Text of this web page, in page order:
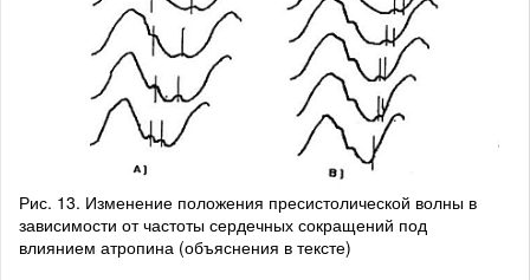
Рис. 13. Изменение положения пресистолической волны в
зависимости от частоты сердечных сокращений под
влиянием атропина (объяснения в тексте)